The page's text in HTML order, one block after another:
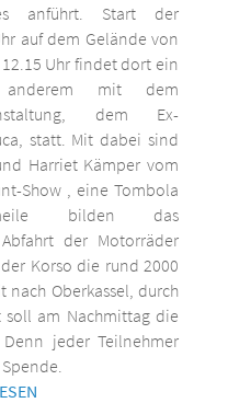
anführt. Start der
auf dem Gelände von
Uhr findet dort ein
anderem mit dem
dem Ex-
statt. Mit dabei sind
Harriet Kämper vom
Show , eine Tombola
bilden das
der Motorräder
Korso die rund 2000
Oberkassel, durch
am Nachmittag die
jeder Teilnehmer